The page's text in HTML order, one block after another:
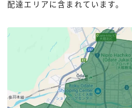
配達エリアに含まれています。